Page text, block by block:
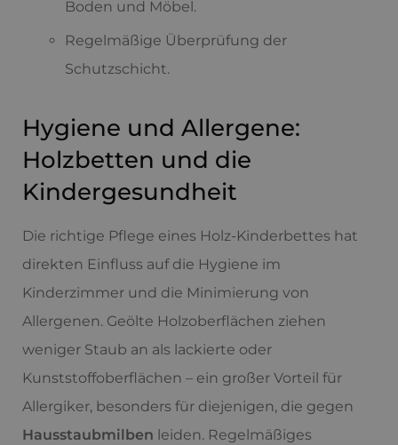
Boden und Möbel.
Regelmäßige Überprüfung der
Schutzschicht.
Hygiene und Allergene:
Holzbetten und die
Kindergesundheit
Die richtige Pflege eines Holz-Kinderbettes hat
direkten Einfluss auf die Hygiene im
Kinderzimmer und die Minimierung von
Allergenen. Geölte Holzoberflächen ziehen
weniger Staub an als lackierte oder
Kunststoffoberflächen – ein großer Vorteil für
Allergiker, besonders für diejenigen, die gegen
Hausstaubmilben leiden. Regelmäßiges